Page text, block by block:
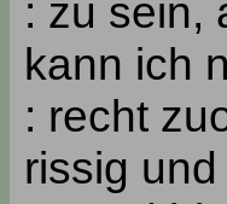
: zu sein,
kann ich
: recht
rissig